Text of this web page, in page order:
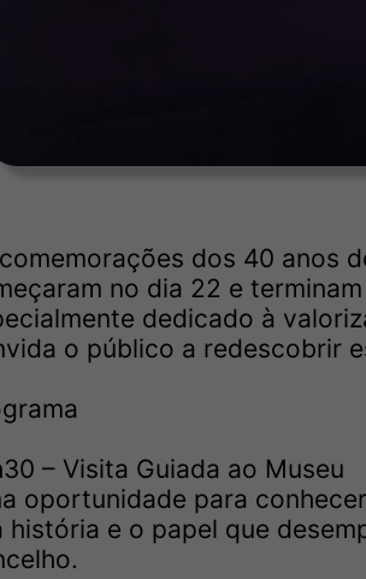
dos 40 anos
no dia 22 e
dedicado à
o público a redescobrir
– Visita Guiada ao Museu
oportunidade para
história e o papel que